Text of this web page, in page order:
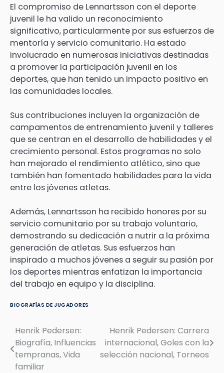
El compromiso de Lennartsson con el deporte
juvenil le ha valido un reconocimiento
significativo, particularmente por sus esfuerzos de
mentoría y servicio comunitario. Ha estado
involucrado en numerosas iniciativas destinadas
a promover la participación juvenil en los
deportes, que han tenido un impacto positivo en
las comunidades locales.
Sus contribuciones incluyen la organización de
campamentos de entrenamiento juvenil y talleres
que se centran en el desarrollo de habilidades y el
crecimiento personal. Estos programas no solo
han mejorado el rendimiento atlético, sino que
también han fomentado habilidades para la vida
entre los jóvenes atletas.
Además, Lennartsson ha recibido honores por su
servicio comunitario por su trabajo voluntario,
demostrando su dedicación a nutrir a la próxima
generación de atletas. Sus esfuerzos han
inspirado a muchos jóvenes a seguir su pasión por
los deportes mientras enfatizan la importancia
del trabajo en equipo y la disciplina.
BIOGRAFÍAS DE JUGADORES
Post
navigation
Henrik Pedersen:
Biografía, Influencias
tempranas, Vida
familiar
Henrik Pedersen: Carrera
internacional, Goles con la
selección nacional, Torneos